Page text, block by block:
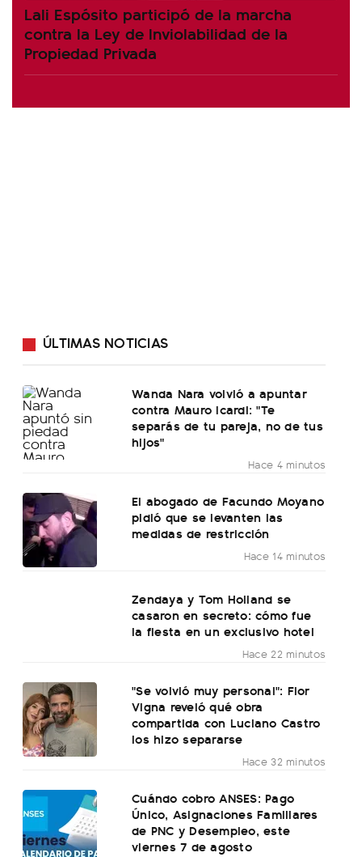
Lali Espósito participó de la marcha
contra la Ley de Inviolabilidad de la
Propiedad Privada
ÚLTIMAS NOTICIAS
Wanda Nara volvió a apuntar
contra Mauro Icardi: "Te
separás de tu pareja, no de tus
hijos"
Hace 4 minutos
El abogado de Facundo Moyano
pidió que se levanten las
medidas de restricción
Hace 14 minutos
Zendaya y Tom Holland se
casaron en secreto: cómo fue
la fiesta en un exclusivo hotel
Hace 22 minutos
"Se volvió muy personal": Flor
Vigna reveló qué obra
compartida con Luciano Castro
los hizo separarse
Hace 32 minutos
Cuándo cobro ANSES: Pago
Único, Asignaciones Familiares
de PNC y Desempleo, este
viernes 7 de agosto